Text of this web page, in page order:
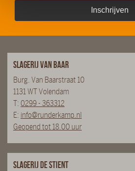
Inschrijven
Slagerij van Baar
Burg. Van Baarstraat 10
1131 WT Volendam
T: 0299 - 363312
E: info@runderkamp.nl
Geopend tot 18.00 uur
Slagerij De Stient